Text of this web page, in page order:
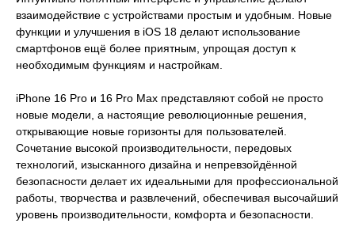
взаимодействие с устройствами простым и удобным. Новые
функции и улучшения в iOS 18 делают использование
смартфонов ещё более приятным, упрощая доступ к
необходимым функциям и настройкам.
iPhone 16 Pro и 16 Pro Max представляют собой не просто
новые модели, а настоящие революционные решения,
открывающие новые горизонты для пользователей.
Сочетание высокой производительности, передовых
технологий, изысканного дизайна и непревзойдённой
безопасности делает их идеальными для профессиональной
работы, творчества и развлечений, обеспечивая высочайший
уровень производительности, комфорта и безопасности.